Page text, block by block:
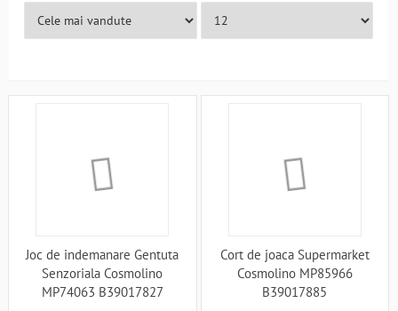
Joc de indemanare Gentuta
Senzoriala Cosmolino
MP74063 B39017827
Cort de joaca Supermarket
Cosmolino MP85966
B39017885